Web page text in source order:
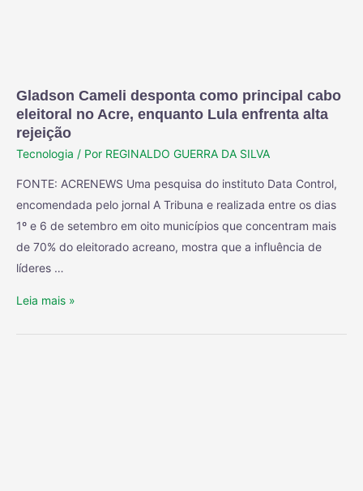
Gladson Cameli desponta como principal cabo
eleitoral no Acre, enquanto Lula enfrenta alta
rejeição
Tecnologia / Por REGINALDO GUERRA DA SILVA
FONTE: ACRENEWS Uma pesquisa do instituto Data Control,
encomendada pelo jornal A Tribuna e realizada entre os dias
1º e 6 de setembro em oito municípios que concentram mais
de 70% do eleitorado acreano, mostra que a influência de
líderes …
Leia mais »